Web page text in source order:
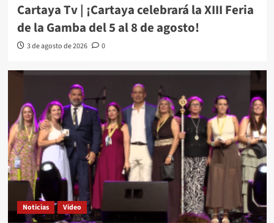
Cartaya Tv | ¡Cartaya celebrará la XIII Feria
de la Gamba del 5 al 8 de agosto!
3 de agosto de 2026 0
Noticias Video